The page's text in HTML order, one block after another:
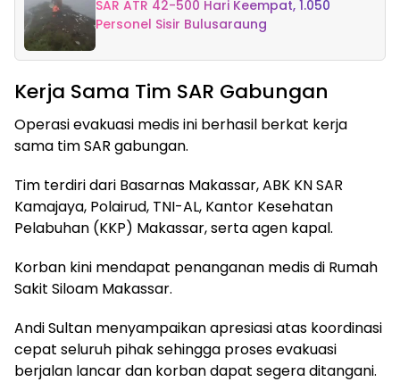
SAR ATR 42-500 Hari Keempat, 1.050
Personel Sisir Bulusaraung
Kerja Sama Tim SAR Gabungan
Operasi evakuasi medis ini berhasil berkat kerja
sama tim SAR gabungan.
Tim terdiri dari Basarnas Makassar, ABK KN SAR
Kamajaya, Polairud, TNI-AL, Kantor Kesehatan
Pelabuhan (KKP) Makassar, serta agen kapal.
Korban kini mendapat penanganan medis di Rumah
Sakit Siloam Makassar.
Andi Sultan menyampaikan apresiasi atas koordinasi
cepat seluruh pihak sehingga proses evakuasi
berjalan lancar dan korban dapat segera ditangani.